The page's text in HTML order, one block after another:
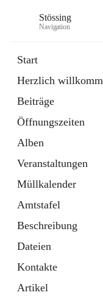
Stössing
Navigation
Start
Herzlich
Beiträge
Öffnungszeiten
Alben
Veranstaltungen
Müllkalender
Amtstafel
Beschreibung
Dateien
Kontakte
Artikel
Datei
in
Tab
Kindergarten
öffnet
in
neuem
Tab